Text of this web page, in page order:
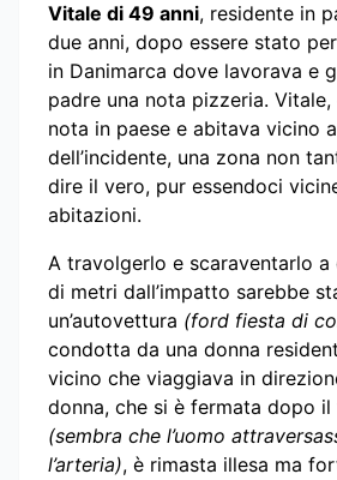
Vitale di 49 anni, residente in
due anni, dopo essere stato
in Danimarca dove lavorava e
padre una nota pizzeria. Vitale,
nota in paese e abitava vicino
dell’incidente, una zona non
dire il vero, pur essendoci
abitazioni.
A travolgerlo e scaraventarlo a
di metri dall’impatto sarebbe
un’autovettura (ford fiesta di
condotta da una donna
vicino che viaggiava in
donna, che si è fermata dopo
(sembra che l’uomo
l’arteria), è rimasta illesa ma